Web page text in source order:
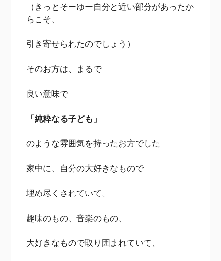
（きっとそーゆー自分と近い部分があったか
らこそ、
引き寄せられたのでしょう）
そのお方は、まるで
良い意味で
「純粋なる子ども」
のような雰囲気を持ったお方でした
家中に、自分の大好きなもので
埋め尽くされていて、
趣味のもの、音楽のもの、
大好きなもので取り囲まれていて、